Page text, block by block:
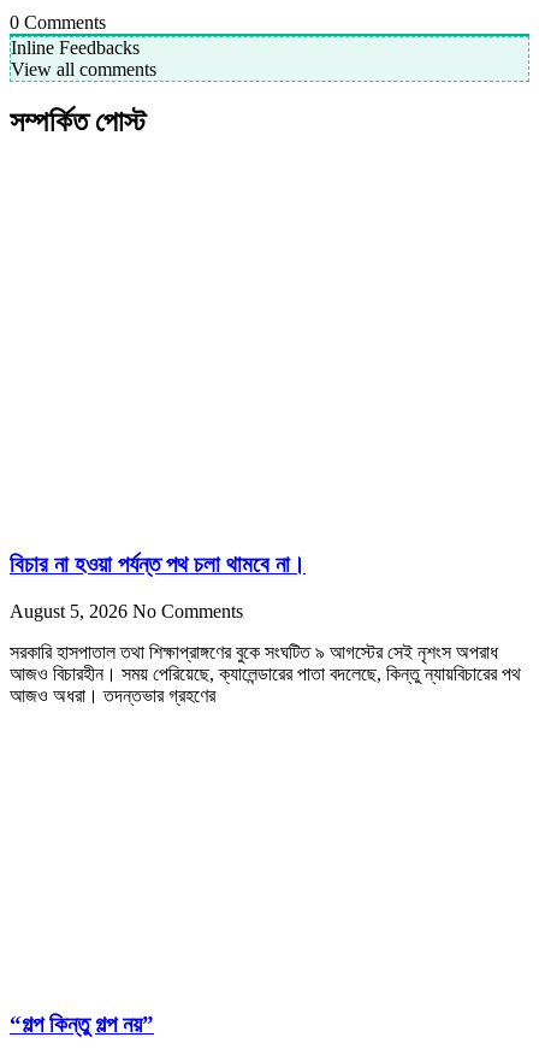
0 Comments
Inline Feedbacks
View all comments
সম্পর্কিত পোস্ট
বিচার না হওয়া পর্যন্ত পথ চলা থামবে না।
August 5, 2026 No Comments
সরকারি হাসপাতাল তথা শিক্ষাপ্রাঙ্গণের বুকে সংঘটিত ৯ আগস্টের সেই নৃশংস অপরাধ
আজও বিচারহীন। সময় পেরিয়েছে, ক্যালেন্ডারের পাতা বদলেছে, কিন্তু ন্যায়বিচারের পথ
আজও অধরা। তদন্তভার গ্রহণের
“গল্প কিন্তু গল্প নয়”